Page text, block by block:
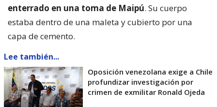
enterrado en una toma de Maipú. Su cuerpo
estaba dentro de una maleta y cubierto por una
capa de cemento.
Lee también...
Oposición venezolana exige a Chile
profundizar investigación por
crimen de exmilitar Ronald Ojeda